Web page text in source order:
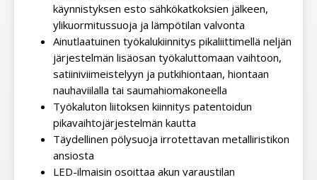
käynnistyksen esto sähkökatkoksien jälkeen,
ylikuormitussuoja ja lämpötilan valvonta
Ainutlaatuinen työkalukiinnitys pikaliittimellä neljän
järjestelmän lisäosan työkaluttomaan vaihtoon,
satiiniviimeistelyyn ja putkihiontaan, hiontaan
nauhaviilalla tai saumahiomakoneella
Työkaluton liitoksen kiinnitys patentoidun
pikavaihtojärjestelmän kautta
Täydellinen pölysuoja irrotettavan metalliristikon
ansiosta
LED-ilmaisin osoittaa akun varaustilan